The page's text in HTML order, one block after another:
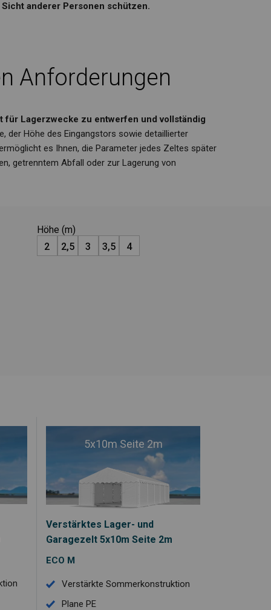
anderer Personen schützen.
Anforderungen
für Lagerzwecke zu entwerfen und vollständig
der Höhe des Eingangstors sowie detaillierter
es Ihnen, die Parameter jedes Zeltes später
getrenntem Abfall oder zur Lagerung von
Höhe (m)
2
2,5 3 3,5 4
5x10m Seite 2m
Verstärktes Lager- und
Garagezelt 5x10m Seite 2m
ECO M
Verstärkte Sommerkonstruktion
Plane PE